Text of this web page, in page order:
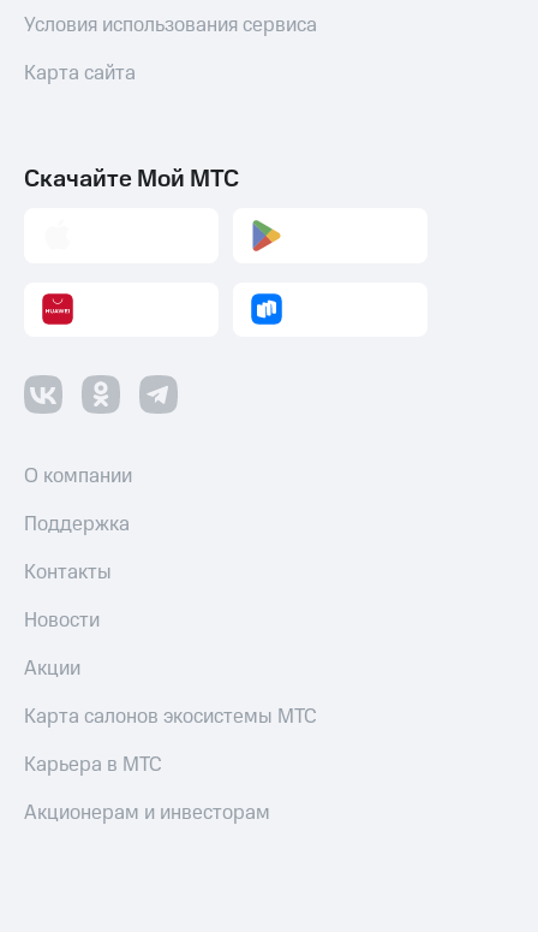
Условия использования сервиса
Карта сайта
Скачайте Мой МТС
О компании
Поддержка
Контакты
Новости
Акции
Карта салонов экосистемы МТС
Карьера в МТС
Акционерам и инвесторам